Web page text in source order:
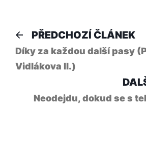
Navigace
pro
příspěvek
PŘEDCHOZÍ ČLÁNEK
Díky za každou další pasy
Vidlákova II.)
Neodejdu, dokud se s